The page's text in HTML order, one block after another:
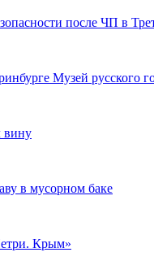
после ЧП в
Музей русского
вину
в мусорном баке
Крым»